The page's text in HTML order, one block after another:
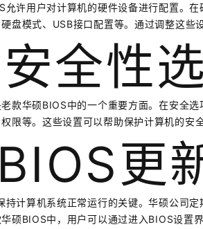
允许用户对计算机的硬件设备进行配置。
盘模式、USB接口配置等。通过调整这些
全性
款华硕BIOS中的一个重要方面。在安全
限等。这些设置可以帮助保护计算机的安
更
持计算机系统正常运行的关键。华硕公司
硕BIOS中，用户可以通过进入BIOS设置